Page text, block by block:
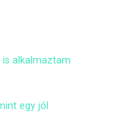
alkalmaztam
egy jól